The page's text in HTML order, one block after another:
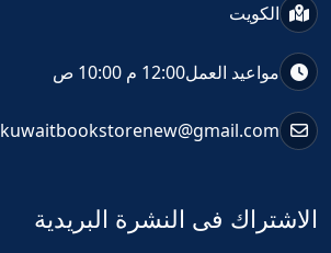
الكويت
مواعيد العمل12:00 م 10:00 ص
kuwaitbookstorenew@gmail.com
الاشتراك فى النشرة البريدية